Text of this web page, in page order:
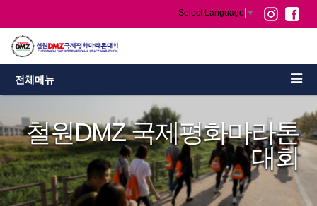
Select Language ▼
전체메뉴
철원DMZ 국제평화마라톤
대회